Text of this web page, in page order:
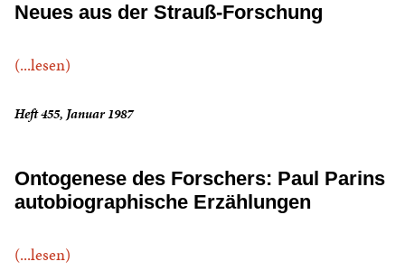
Neues aus der Strauß-Forschung
(...lesen)
Heft 455, Januar 1987
Ontogenese des Forschers: Paul Parins
autobiographische Erzählungen
(...lesen)